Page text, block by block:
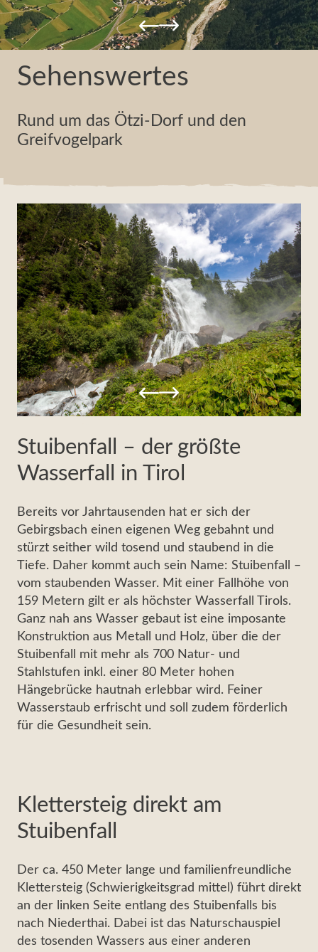
Service & Info
News & Veranstaltungen
Sehenswertes
Rund um das Ötzi-Dorf und den
Greifvogelpark
Stuibenfall – der größte
Wasserfall in Tirol
Bereits vor Jahrtausenden hat er sich der
Gebirgsbach einen eigenen Weg gebahnt und
stürzt seither wild tosend und staubend in die
Tiefe. Daher kommt auch sein Name: Stuibenfall –
vom staubenden Wasser. Mit einer Fallhöhe von
159 Metern gilt er als höchster Wasserfall Tirols.
Ganz nah ans Wasser gebaut ist eine imposante
Konstruktion aus Metall und Holz, über die der
Stuibenfall mit mehr als 700 Natur- und
Stahlstufen inkl. einer 80 Meter hohen
Hängebrücke hautnah erlebbar wird. Feiner
Wasserstaub erfrischt und soll zudem förderlich
für die Gesundheit sein.
Klettersteig direkt am
Stuibenfall
Der ca. 450 Meter lange und familienfreundliche
Klettersteig (Schwierigkeitsgrad mittel) führt direkt
an der linken Seite entlang des Stuibenfalls bis
nach Niederthai. Dabei ist das Naturschauspiel
des tosenden Wassers aus einer anderen